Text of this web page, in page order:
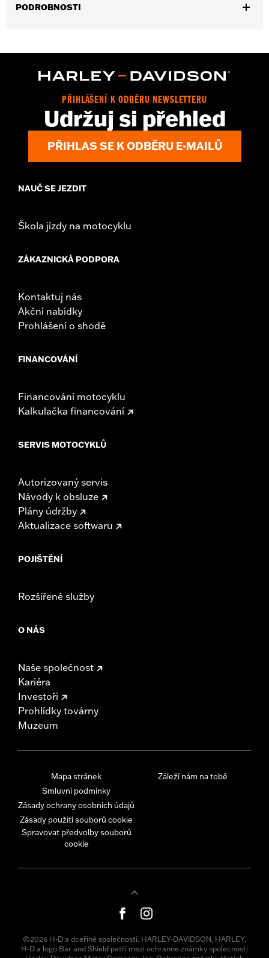
PODROBNOSTI
WARRANTY:1 year limited warranty – Go towww.h-
d.com/warranty
for full details
PŘIHLÁŠENÍ K ODBĚRU NEWSLETTERU
Udržuj si přehled
PŘIHLAS SE K ODBĚRU E-MAILŮ
NAUČ SE JEZDIT
Škola jízdy na motocyklu
ZÁKAZNICKÁ PODPORA
Kontaktuj nás
Akční nabídky
Prohlášení o shodě
FINANCOVÁNÍ
Financování motocyklu
Kalkulačka financování
SERVIS MOTOCYKLŮ
Autorizovaný servis
Návody k obsluze
Plány údržby
Aktualizace softwaru
POJIŠTĚNÍ
Rozšířené služby
O NÁS
Naše společnost
Kariéra
Investoři
Prohlídky továrny
Muzeum
Mapa stránek
Smluvní podmínky
Zásady ochrany osobních údajů
Zásady použití souborů cookie
Spravovat předvolby souborů
cookie
Záleží nám na tobě
©2026 H-D a dceřiné společnosti. HARLEY-DAVIDSON, HARLEY,
H-D a logo Bar and Shield patří mezi ochranne známky spolecnosti